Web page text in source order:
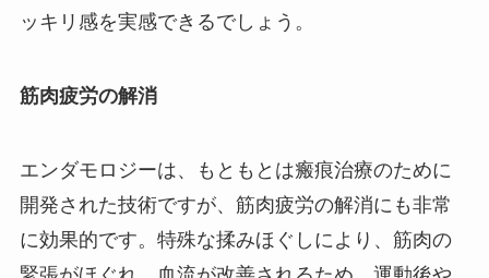
ッキリ感を実感できるでしょう。
筋肉疲労の解消
エンダモロジーは、もともとは瘢痕治療のために
開発された技術ですが、筋肉疲労の解消にも非常
に効果的です。特殊な揉みほぐしにより、筋肉の